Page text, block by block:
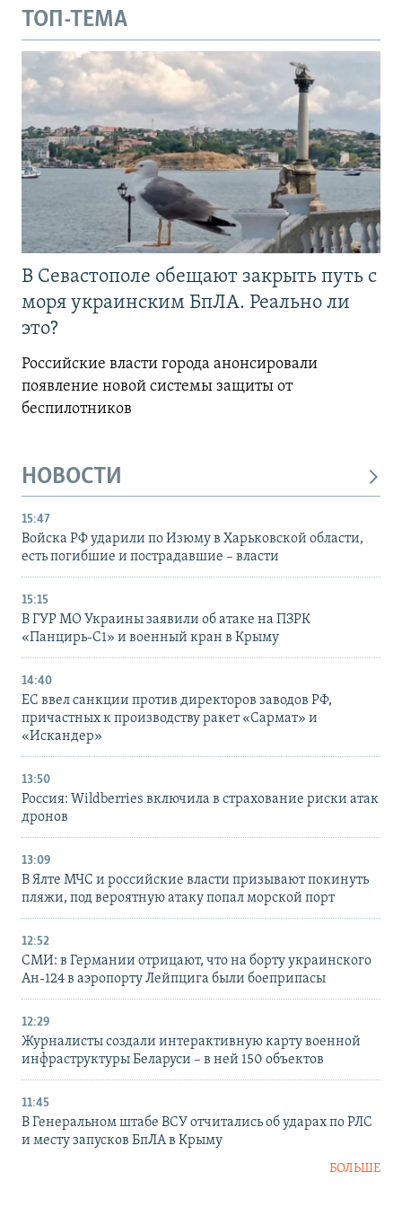
ТОП-ТЕМА
В Севастополе обещают закрыть путь с
моря украинским БпЛА. Реально ли
это?
Российские власти города анонсировали
появление новой системы защиты от
беспилотников
НОВОСТИ
15:47
Войска РФ ударили по Изюму в Харьковской области,
есть погибшие и пострадавшие – власти
15:15
В ГУР МО Украины заявили об атаке на ПЗРК
«Панцирь-С1» и военный кран в Крыму
14:40
ЕС ввел санкции против директоров заводов РФ,
причастных к производству ракет «Сармат» и
«Искандер»
13:50
Россия: Wildberries включила в страхование риски атак
дронов
13:09
В Ялте МЧС и российские власти призывают покинуть
пляжи, под вероятную атаку попал морской порт
12:52
СМИ: в Германии отрицают, что на борту украинского
Ан-124 в аэропорту Лейпцига были боеприпасы
12:29
Журналисты создали интерактивную карту военной
инфраструктуры Беларуси – в ней 150 объектов
11:45
В Генеральном штабе ВСУ отчитались об ударах по РЛС
и месту запусков БпЛА в Крыму
БОЛЬШЕ